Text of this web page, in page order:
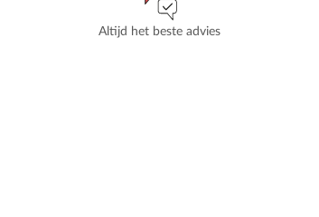
Altijd het beste advies